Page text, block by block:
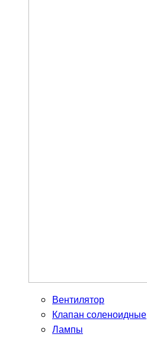
Вентилятор
Клапан соленоидные
Лампы